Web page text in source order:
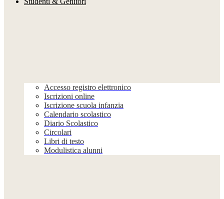
Accesso registro elettronico
Iscrizioni online
Iscrizione scuola infanzia
Calendario scolastico
Diario Scolastico
Circolari
Libri di testo
Modulistica alunni